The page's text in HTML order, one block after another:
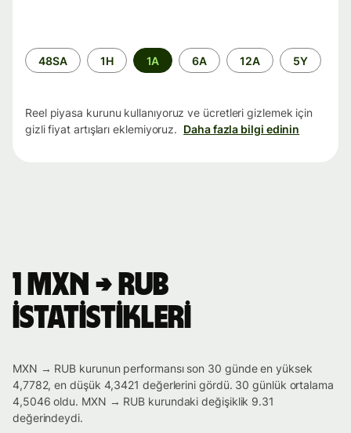
Zaman
aralığı
48SA 1H 1A 6A 12A 5Y
Reel piyasa kurunu kullanıyoruz ve ücretleri gizlemek için
gizli fiyat artışları eklemiyoruz. Daha fazla bilgi edinin
1 MXN → RUB
istatistikleri
MXN → RUB kurunun performansı son 30 günde en yüksek
4,7782, en düşük 4,3421 değerlerini gördü. 30 günlük ortalama
4,5046 oldu. MXN → RUB kurundaki değişiklik 9.31
değerindeydi.